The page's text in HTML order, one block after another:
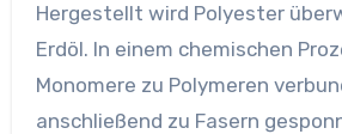
Hergestellt wird Polyester
Erdöl. In einem chemischen
Monomere zu Polymeren
anschließend zu Fasern